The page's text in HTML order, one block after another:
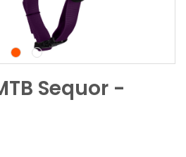
Sequor -